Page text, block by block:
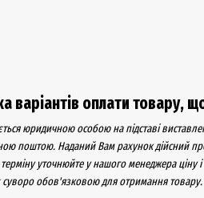
варіантів оплати товару,
юридичною особою на підставі
поштою. Наданий Вам рахунок дійсний
терміну уточнюйте у нашого менеджера
суворо обов'язковою для отримання товару.